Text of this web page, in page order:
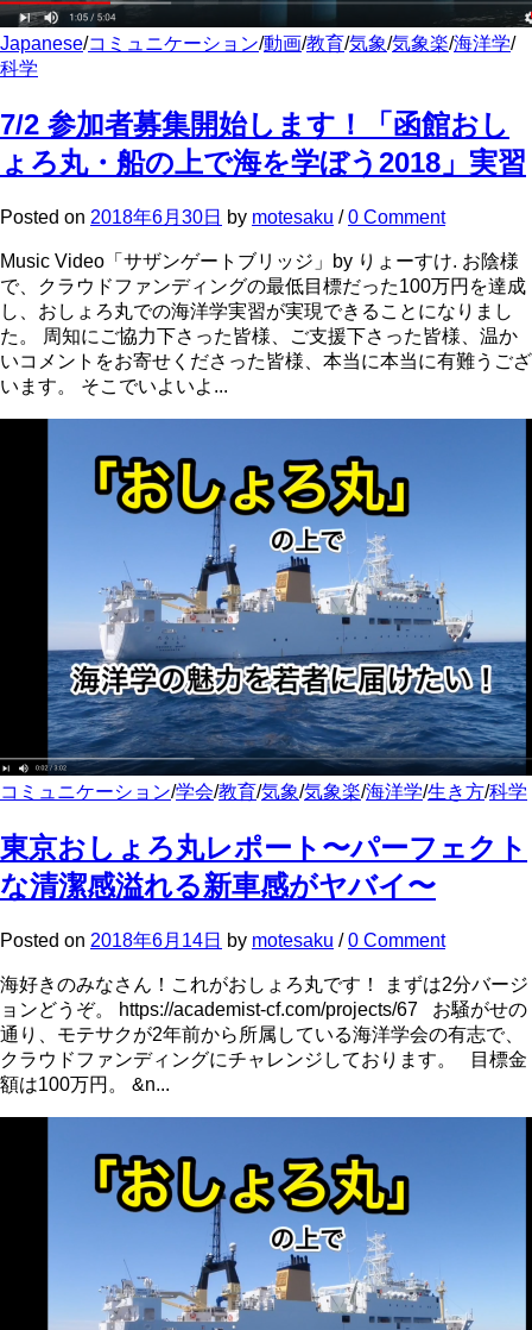
Japanese/コミュニケーション/動画/教育/気象/気象楽/海洋学/
科学
7/2 参加者募集開始します！「函館おし
ょろ丸・船の上で海を学ぼう2018」実習
Posted on 2018年6月30日 by motesaku /0 Comment
Music Video「サザンゲートブリッジ」by りょーすけ. お陰様
で、クラウドファンディングの最低目標だった100万円を達成
し、おしょろ丸での海洋学実習が実現できることになりまし
た。 周知にご協力下さった皆様、ご支援下さった皆様、温か
いコメントをお寄せくださった皆様、本当に本当に有難うござ
います。 そこでいよいよ...
コミュニケーション/学会/教育/気象/気象楽/海洋学/生き方/科学
東京おしょろ丸レポート〜パーフェクト
な清潔感溢れる新車感がヤバイ〜
Posted on 2018年6月14日 by motesaku /0 Comment
海好きのみなさん！これがおしょろ丸です！ まずは2分バージ
ョンどうぞ。 https://academist-cf.com/projects/67 お騒がせの
通り、モテサクが2年前から所属している海洋学会の有志で、
クラウドファンディングにチャレンジしております。 目標金
額は100万円。 &n...